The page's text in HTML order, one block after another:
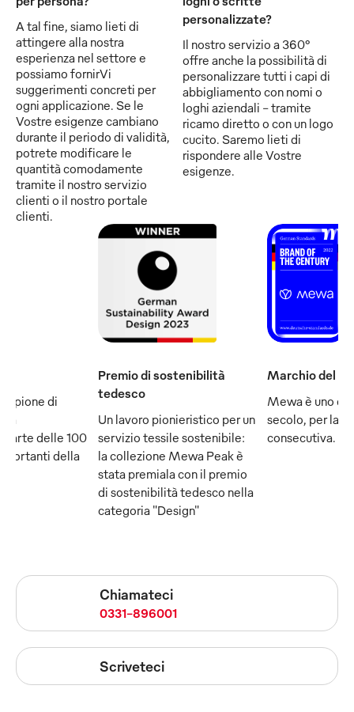
A tal fine, siamo lieti di
attingere alla nostra
esperienza nel settore e
possiamo fornirVi
suggerimenti concreti per
ogni applicazione. Se le
Vostre esigenze cambiano
durante il periodo di validità,
potrete modificare le
quantità comodamente
tramite il nostro servizio
clienti o il nostro portale
clienti.
personalizzate?
Il nostro servizio a 360°
offre anche la possibilità di
personalizzare tutti i capi di
abbigliamento con nomi o
loghi aziendali - tramite
ricamo diretto o con un logo
cucito. Saremo lieti di
rispondere alle Vostre
esigenze.
di
fa
delle 100
della
Premio di sostenibilità
tedesco
Un lavoro pionieristico per un
servizio tessile sostenibile:
la collezione Mewa Peak è
stata premiala con il premio
di sostenibilità tedesco nella
categoria "Design"
Marchio del
Mewa è uno
secolo, per la
consecutiva.
Chiamateci
0331-896001
Scriveteci